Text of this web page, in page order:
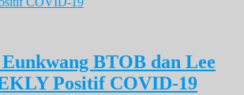
BTOB dan Lee
Positif COVID-19